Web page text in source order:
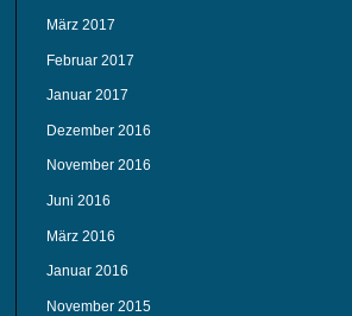
März 2017
Februar 2017
Januar 2017
Dezember 2016
November 2016
Juni 2016
März 2016
Januar 2016
November 2015